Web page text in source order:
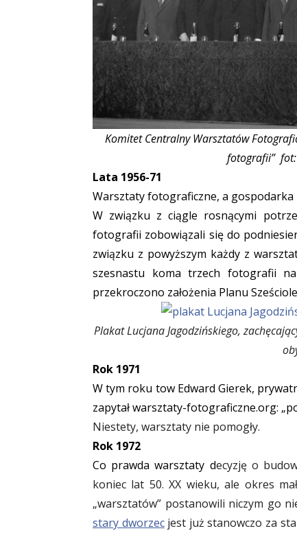
Komitet Centralny Warsztatów
fotografii”fot:
Lata 1956-71
Warsztaty fotograficzne, a gospodarka
W związku z ciągle rosnącymi
fotografii zobowiązali się do
związku z powyższym każdy z
szesnastu koma trzech fotografii
przekroczono założenia Planu
Plakat Lucjana Jagodzińskiego,
Rok 1971
W tym roku tow Edward Gierek,
zapytał warsztaty-fotograficzne.org:
Niestety, warsztaty nie pomogły.
Rok 1972
Co prawda warsztaty decyzję o
koniec lat 50. XX wieku, ale okres
„warsztatów” postanowili niczym go
stary dworzecjest już stanowczo za